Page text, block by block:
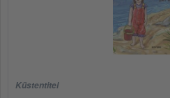
Küstentitel